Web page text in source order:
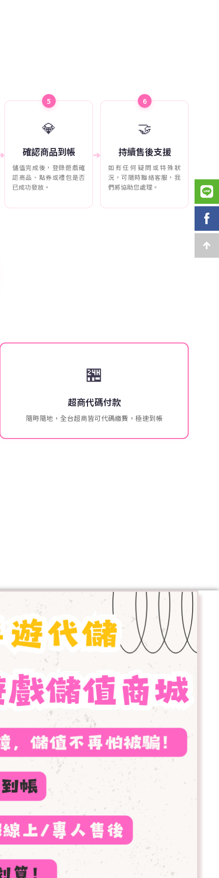
5
💎
確認商品到帳
儲值完成後，登錄遊戲確
認商品、點券或禮包是否
已成功發放。
➔
6
🤝
持續售後支援
如有任何疑問或特殊狀
況，可隨時聯絡客服，我
們將協助您處理。
🏪
超商代碼付款
隨時隨地，全台超商皆可代碼繳費，極速到帳